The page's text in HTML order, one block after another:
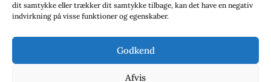
dit samtykke eller trækker dit samtykke tilbage, kan det have en negativ
indvirkning på visse funktioner og egenskaber.
Godkend
Afvis
Sverige: Översättarcentrum (ÖC)
deutschsprachiger Übersetzer (VdÜ)